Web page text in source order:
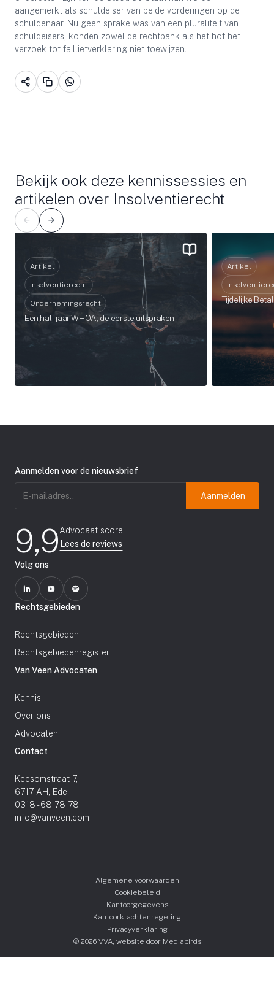
aangemerkt als schuldeiser van beide vorderingen op de
schuldenaar. Nu geen sprake was van een pluraliteit van
schuldeisers, konden zowel de rechtbank als het hof het
verzoek tot faillietverklaring niet toewijzen.
Bekijk ook deze kennissessies en
artikelen over Insolventierecht
Artikel
Insolventierecht
Ondernemingsrecht
Een half jaar WHOA, de eerste uitspraken
Artikel
Tijdelijke
Aanmelden voor de nieuwsbrief
9,9Advocaat score
Lees de reviews
Volg ons
Rechtsgebieden
Rechtsgebieden
Rechtsgebiedenregister
Van Veen Advocaten
Kennis
Over ons
Advocaten
Contact
Keesomstraat 7,
6717 AH, Ede
0318 - 68 78 78
info@vanveen.com
Algemene voorwaarden
Cookiebeleid
Kantoorgegevens
Kantoorklachtenregeling
Privacyverklaring
© 2026 VVA, website door Mediabirds